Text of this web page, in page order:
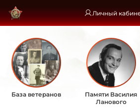
Личный
База ветеранов
Памяти Василия
Ланового